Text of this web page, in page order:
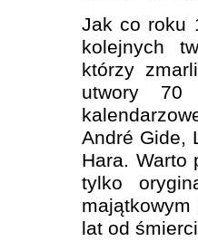
Jak co roku
kolejnych
którzy
utwory
André Gide,
Hara. Warto
tylko
lat od